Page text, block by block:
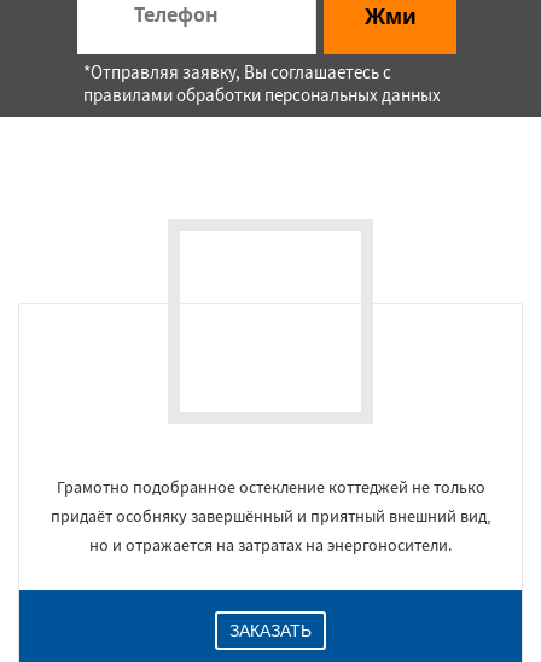
Жми
*Отправляя заявку, Вы соглашаетесь с
правилами обработки персональных данных
Грамотно подобранное остекление коттеджей не только
придаёт особняку завершённый и приятный внешний вид,
но и отражается на затратах на энергоносители.
ЗАКАЗАТЬ